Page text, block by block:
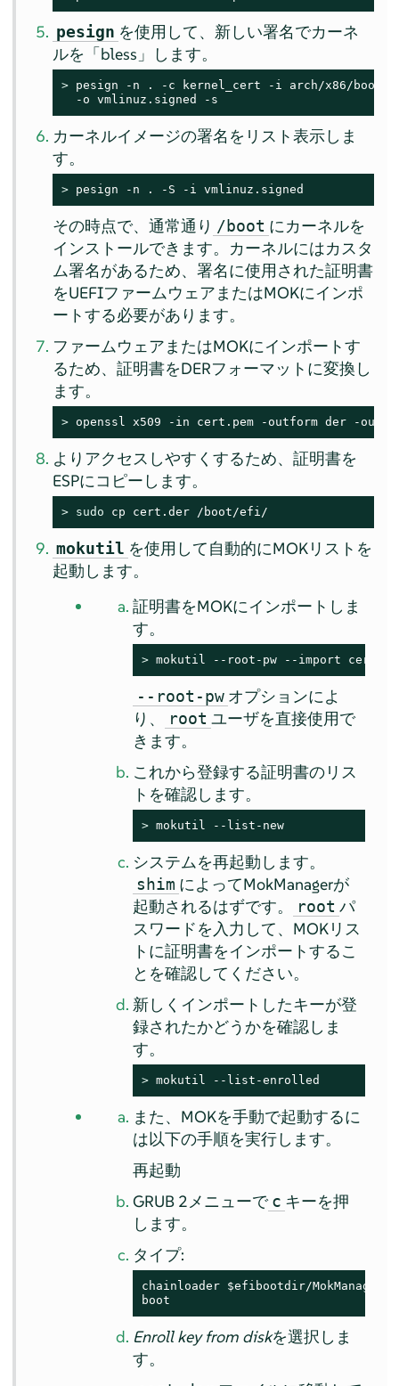
pesign を使用して、新しい署名でカーネ
ルを 「bless 」 します。
> pesign -n . -c kernel_cert -i arch/x86/boot/
  -o vmlinuz.signed -s
カーネルイメージの署名をリスト表示しま
す。
> pesign -n . -S -i vmlinuz.signed
その時点で、通常通り /boot にカーネルを
インストールできます。カーネルにはカスタ
ム署名があるため、署名に使用された証明書
をUEFIファームウェアまたはMOKにインポ
ートする必要があります。
ファームウェアまたはMOKにインポートす
るため、証明書をDERフォーマットに変換し
ます。
> openssl x509 -in cert.pem -outform der -out
よりアクセスしやすくするため、証明書を
ESPにコピーします。
> sudo cp cert.der /boot/efi/
mokutil を使用して自動的にMOKリストを
起動します。
証明書をMOKにインポートしま
す。
> mokutil --root-pw --import
--root-pw オプションによ
り、
root ユーザを直接使用で
きます。
これから登録する証明書のリス
トを確認します。
> mokutil --list-new
システムを再起動します。
shim によってMokManagerが
起動されるはずです。
root パ
スワードを入力して、MOKリス
トに証明書をインポートするこ
とを確認してください。
新しくインポートしたキーが登
録されたかどうかを確認しま
す。
> mokutil --list-enrolled
また、MOKを手動で起動するに
は以下の手順を実行します。
再起動
GRUB 2メニューで c キーを押
します。
タイプ:
chainloader $efibootdir/
boot
Enroll key from diskを選択しま
す。